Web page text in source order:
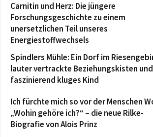
Carnitin und Herz: Die jüngere
Forschungsgeschichte zu einem
unersetzlichen Teil unseres
Energiestoffwechsels
Spindlers Mühle: Ein Dorf im
lauter vertrackte Beziehungskisten
faszinierend kluges Kind
Ich fürchte mich so vor der Menschen
„Wohin gehöre ich?“ – die neue Rilke-
Biografie von Alois Prinz